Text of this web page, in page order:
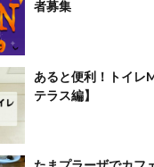
者募集
あると便利！トイレ
テラス編】